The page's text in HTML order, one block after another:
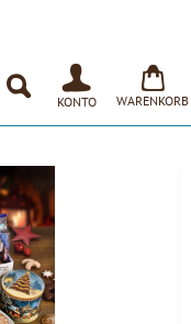
KONTO WARENKORB